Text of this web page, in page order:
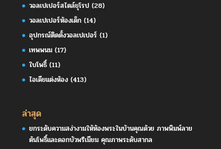
วอลเปเปอร์สไตล์ยุโรป(28)
วอลเปเปอร์ห้องเด็ก(14)
อุปกรณ์ติดตั้งวอลเปเปอร์ (1)
เทพพนม(17)
ใบโพธิ์(11)
ไอเดียแต่งห้อง(413)
ล่าสุด
ยกระดับความสง่างามให้ห้องพระในบ้านคุณด้วย ภาพพิมพ์ลาย
ต้นโพธิ์และดอกบัวพรีเมียม คุณภาพระดับสากล